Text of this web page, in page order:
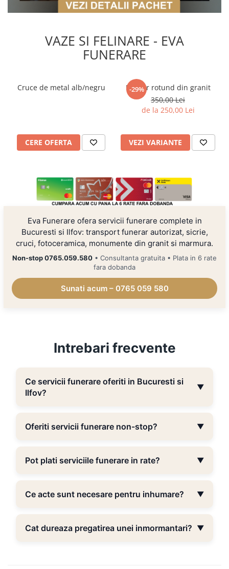
VAZE SI FELINARE - EVA
FUNERARE
Cruce de metal alb/negru
CERE OFERTA
-29%
Felinar rotund din granit
350,00 Lei
de la 250,00 Lei
VEZI VARIANTE
Eva Funerare ofera servicii funerare complete in
Bucuresti si Ilfov: transport funerar autorizat, sicrie,
cruci, fotoceramica, monumente din granit si marmura.
Non-stop 0765.059.580 • Consultanta gratuita • Plata in 6 rate
fara dobanda
Sunati acum – 0765 059 580
Intrebari frecvente
Ce servicii funerare oferiti in Bucuresti si
Ilfov?
▼
Oferiti servicii funerare non-stop? ▼
Pot plati serviciile funerare in rate? ▼
Ce acte sunt necesare pentru inhumare? ▼
Cat dureaza pregatirea unei inmormantari? ▼